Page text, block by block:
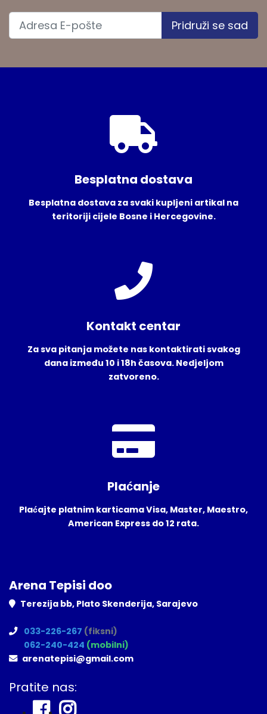
Pridruži se sad
Besplatna dostava
Besplatna dostava za svaki kupljeni artikal na
teritoriji cijele Bosne i Hercegovine.
Kontakt centar
Za sva pitanja možete nas kontaktirati svakog
dana između 10 i 18h časova. Nedjeljom
zatvoreno.
Plaćanje
Plaćajte platnim karticama Visa, Master, Maestro,
American Express do 12 rata.
Arena Tepisi doo
Terezija bb, Plato Skenderija, Sarajevo
033-226-267 (fiksni)
062-240-424 (mobilni)
arenatepisi@gmail.com
Pratite nas: